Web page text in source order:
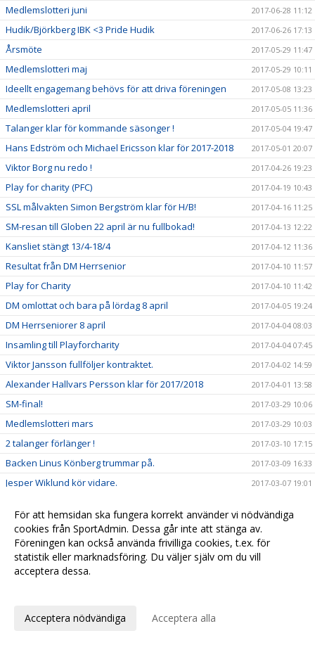
Medlemslotteri juni 2017-06-28 11:12
Hudik/Björkberg IBK <3 Pride Hudik 2017-06-26 17:13
Årsmöte 2017-05-29 11:47
Medlemslotteri maj 2017-05-29 10:11
Ideellt engagemang behövs för att driva föreningen 2017-05-08 13:23
Medlemslotteri april 2017-05-05 11:36
Talanger klar för kommande säsonger ! 2017-05-04 19:47
Hans Edström och Michael Ericsson klar för 2017-2018 2017-05-01 20:07
Viktor Borg nu redo ! 2017-04-26 19:23
Play for charity (PFC) 2017-04-19 10:43
SSL målvakten Simon Bergström klar för H/B! 2017-04-16 11:25
SM-resan till Globen 22 april är nu fullbokad! 2017-04-13 12:22
Kansliet stängt 13/4-18/4 2017-04-12 11:36
Resultat från DM Herrsenior 2017-04-10 11:57
Play for Charity 2017-04-10 11:42
DM omlottat och bara på lördag 8 april 2017-04-05 19:24
DM Herrseniorer 8 april 2017-04-04 08:03
Insamling till Playforcharity 2017-04-04 07:45
Viktor Jansson fullföljer kontraktet. 2017-04-02 14:59
Alexander Hallvars Persson klar för 2017/2018 2017-04-01 13:58
SM-final! 2017-03-29 10:06
Medlemslotteri mars 2017-03-29 10:03
2 talanger förlänger ! 2017-03-10 17:15
Backen Linus Könberg trummar på. 2017-03-09 16:33
Jesper Wiklund kör vidare. 2017-03-07 19:01
H/B har 100 biljetter till SM-finalerna i Globen! 2017-02-23 11:33
Medlemslotteriet-delbetalning 2017-02-22 11:23
Webbsändning av herrmatchen. 2017-02-20 16:21
Supperterbuss till Järfälla 18 feb
Sponsorhuset
För att hemsidan ska fungera korrekt använder vi nödvändiga
cookies från SportAdmin. Dessa går inte att stänga av.
Föreningen kan också använda frivilliga cookies, t.ex. för
statistik eller marknadsföring. Du väljer själv om du vill
acceptera dessa.
Acceptera nödvändiga Acceptera alla